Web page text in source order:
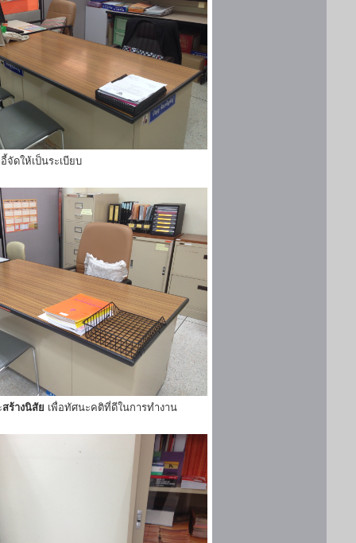
จัดให้เป็นระเบียบ
สร้างนิสัย เพื่อทัศนะคติที่ดีในการทำงาน